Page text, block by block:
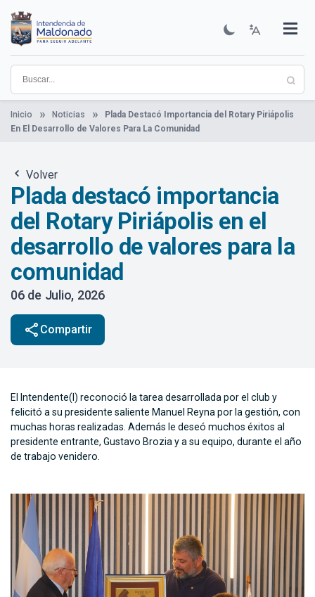
contenido
principal
Institucional
Municipios
Descubre Maldonado
Comunicación
Servicios
Guía De Trámites
Ver Noticias
Inicio Noticias
Plada Destacó Importancia del Rotary Piriápolis
En El Desarrollo de Valores Para La Comunidad
Volver
Plada destacó importancia
del Rotary Piriápolis en el
desarrollo de valores para la
comunidad
06 de Julio, 2026
share Compartir
El Intendente(I) reconoció la tarea desarrollada por el club y
felicitó a su presidente saliente Manuel Reyna por la gestión, con
muchas horas realizadas. Además le deseó muchos éxitos al
presidente entrante, Gustavo Brozia y a su equipo, durante el año
de trabajo venidero.